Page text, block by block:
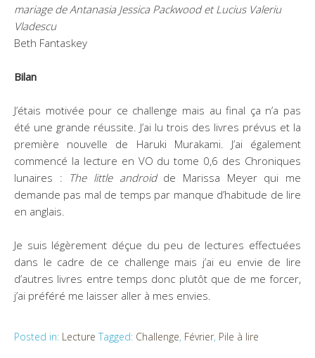
mariage de Antanasia Jessica Packwood et Lucius Valeriu
Vladescu
Beth Fantaskey
Bilan
J’étais motivée pour ce challenge mais au final ça n’a pas
été une grande réussite. J’ai lu trois des livres prévus et la
première nouvelle de Haruki Murakami. J’ai également
commencé la lecture en VO du tome 0,6 des Chroniques
lunaires : The little androidde Marissa Meyer qui me
demande pas mal de temps par manque d’habitude de lire
en anglais.
Je suis légèrement déçue du peu de lectures effectuées
dans le cadre de ce challenge mais j’ai eu envie de lire
d’autres livres entre temps donc plutôt que de me forcer,
j’ai préféré me laisser aller à mes envies.
Posted in: Lecture Tagged: Challenge, Février, Pile à lire